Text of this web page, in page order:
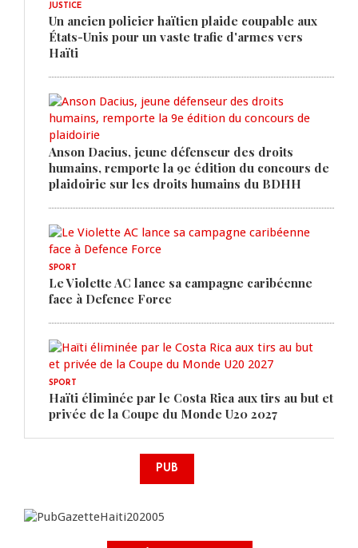
JUSTICE
Un ancien policier haïtien plaide coupable aux
États-Unis pour un vaste trafic d'armes vers
Haïti
Anson Dacius, jeune défenseur des droits
humains, remporte la 9e édition du concours de
plaidoirie sur les droits humains du BDHH
SPORT
Le Violette AC lance sa campagne caribéenne
face à Defence Force
SPORT
Haïti éliminée par le Costa Rica aux tirs au but et
privée de la Coupe du Monde U20 2027
PUB